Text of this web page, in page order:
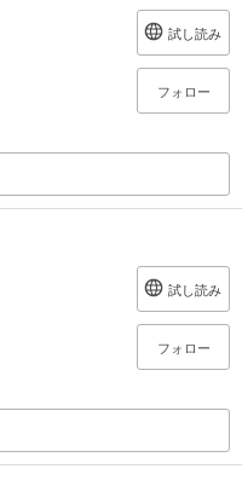
試し読み
フォロー
試し読み
フォロー